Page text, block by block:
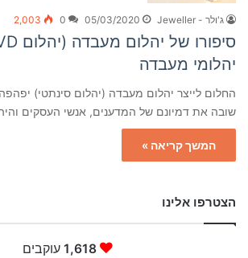
ג'ולר - Jeweller 05/03/2020
0
2,003
יהלומי מעבדה
החלום לייצר יהלום מעבדה (יהלום סינתטי)
שובה את דמיונם של המדענים, אנשי העסקים
המשך קריאה »
הצטרפו אלינו
1,618 עוקבים